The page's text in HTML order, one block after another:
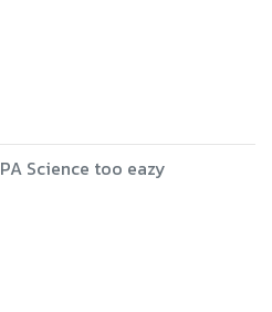
5 ชุด
PA Science too eazy